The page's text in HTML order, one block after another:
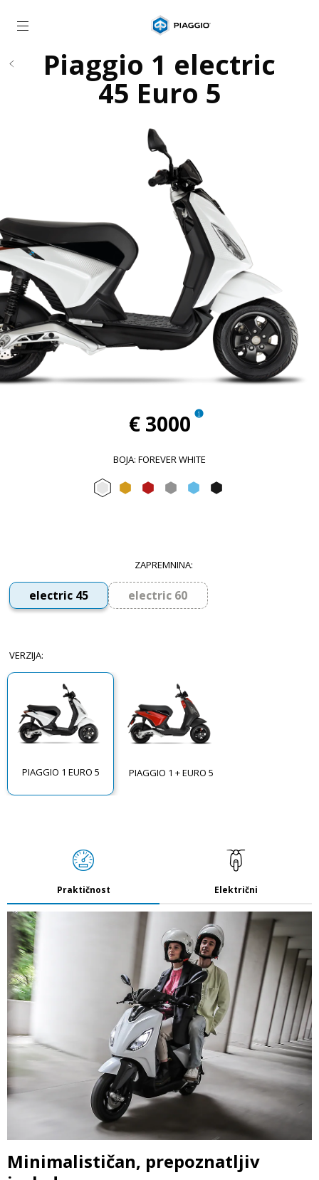
Idi na glavni izbornik
Piaggio 1 electric
45 Euro 5
€ 3000
BOJA: FOREVER WHITE
Forever White
Sunshine Mix
Flame mix
Forever Grey
Arctic Mix
ZAPREMNINA:
electric 45 electric 60
VERZIJA:
PIAGGIO 1 EURO 5 PIAGGIO 1 + EURO 5
Praktičnost Električni
Minimalističan, prepoznatljiv